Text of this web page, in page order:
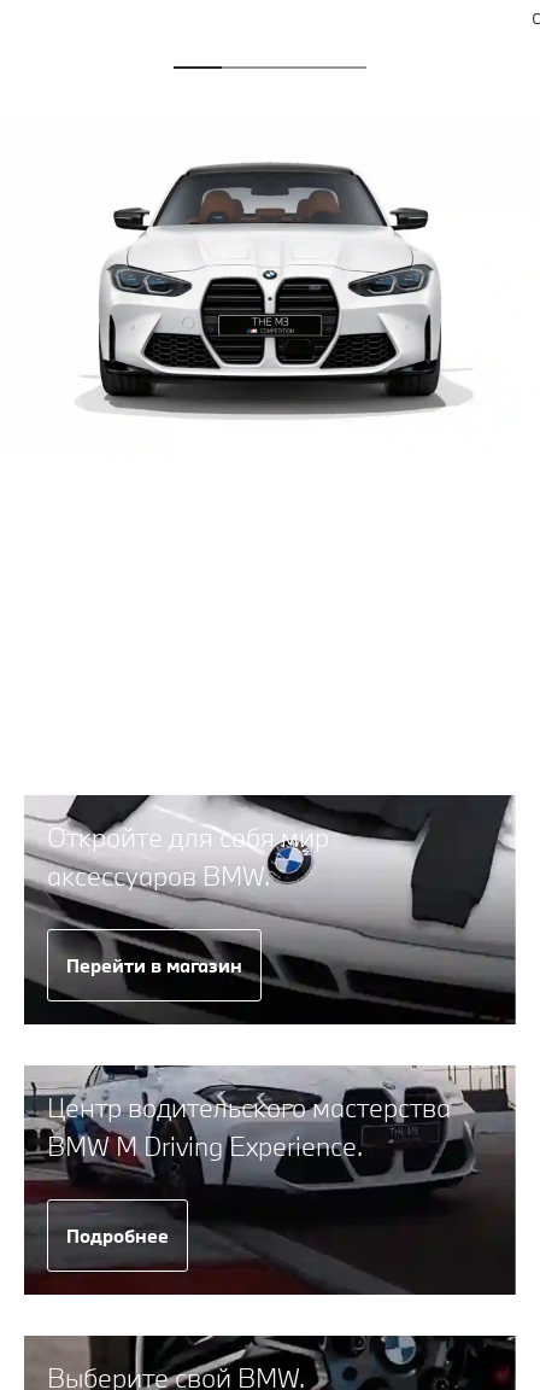
Откройте для себя мир
аксессуаров BMW.
Перейти в магазин
Центр водительского мастерства
BMW M Driving Experience.
Подробнее
Выберите свой BMW.